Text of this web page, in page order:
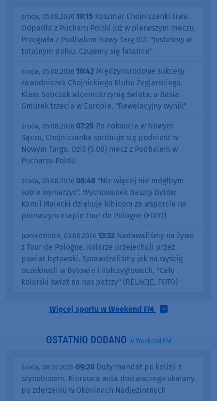
środa, 05.08.2026 19:15 Koszmar Chojniczanki trwa.
Odpadła z Pucharu Polski już w pierwszym meczu.
Przegrała z Podhalem Nowy Targ 0:2. "Jesteśmy w
totalnym dołku. Czujemy się fatalnie"
środa, 05.08.2026 10:42 Międzynarodowe sukcesy
zawodniczek Chojnickiego Klubu Żeglarskiego.
Klara Sobczak wicemistrzynią świata, a Basia
Gmurek trzecia w Europie. "Rewelacyjny wynik"
środa, 05.08.2026 07:25 Po nokaucie w Nowym
Sączu, Chojniczanka spróbuje się podnieść w
Nowym Targu. Dziś (5.08) mecz z Podhalem w
Pucharze Polski
środa, 05.08.2026 06:48 "Nic więcej nie mógłbym
sobie wymarzyć". Wychowanek Baszty Bytów
Kamil Małecki dziękuje kibicom za wsparcie na
pierwszym etapie Tour de Pologne (FOTO)
poniedziałek, 03.08.2026 13:32 Nadawaliśmy na żywo
z Tour de Pologne. Kolarze przejechali przez
powiat bytowski. Sprawdzaliśmy jak na wyścig
oczekiwali w Bytowie i Kołczygłowach. "Cały
kolarski świat na nas patrzy" (RELACJE, FOTO)
Więcej sportu w Weekend FM
OSTATNIO DODANO w Weekend FM
środa, 08.07.2026 09:20 Duży mandat po kolizji z
szynobusem. Kierowca auta dostawczego ukarany
po zderzeniu w Okoninach Nadjeziornych